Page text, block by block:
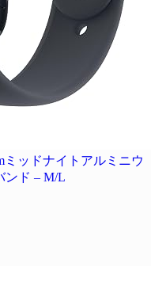
ミッドナイトアルミニウ
ンド – M/L